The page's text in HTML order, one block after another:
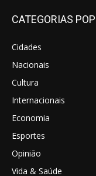
CATEGORIAS
Cidades
Nacionais
Cultura
Internacionais
Economia
Esportes
Opinião
Vida & Saúde